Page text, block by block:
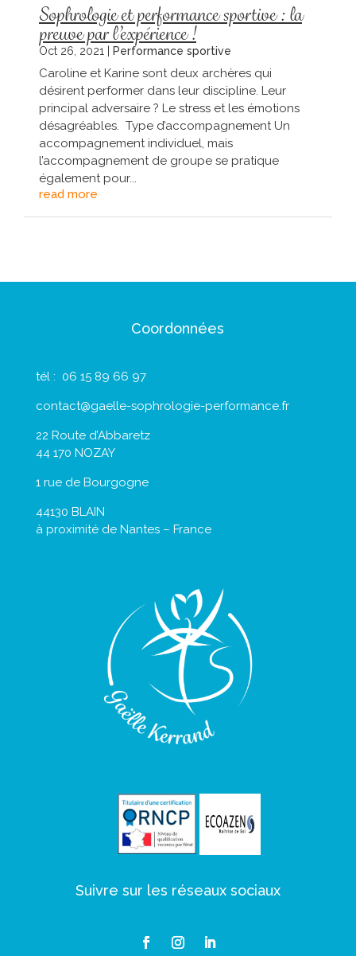
Sophrologie et performance sportive : la
preuve par l’expérience !
Oct 26, 2021 Performance sportive
Caroline et Karine sont deux archères qui
désirent performer dans leur discipline. Leur
principal adversaire ? Le stress et les émotions
désagréables. Type d’accompagnement Un
accompagnement individuel, mais
l’accompagnement de groupe se pratique
également pour...
read more
Coordonnées
tél : 06 15 89 66 97
contact@gaelle-sophrologie-performance.fr
22 Route d’Abbaretz
44 170 NOZAY
1 rue de Bourgogne
44130 BLAIN
à proximité de Nantes – France
Suivre sur les réseaux sociaux